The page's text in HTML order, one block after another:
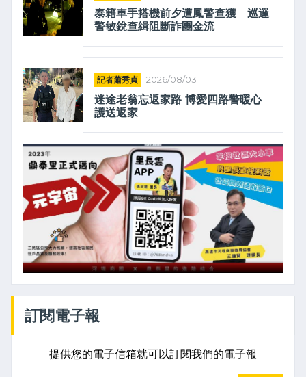
泰籍車手搭機前夕遭鳳警查獲 巡邏
警敏銳查緝阻斷詐團金流
記者蕭秀貞 2026/08/03
迷途老翁忘返家路 博愛四路警暖心
護送返家
訂閱電子報
提供您的電子信箱就可以訂閱我們的電子報